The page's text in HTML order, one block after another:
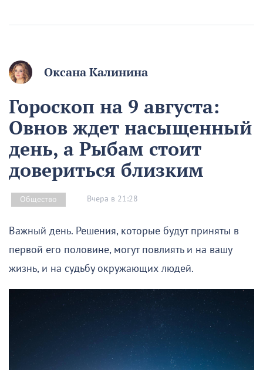
Оксана Калинина
Гороскоп на 9 августа:
Овнов ждет насыщенный
день, а Рыбам стоит
довериться близким
Общество Вчера в 21:28
Важный день. Решения, которые будут приняты в
первой его половине, могут повлиять и на вашу
жизнь, и на судьбу окружающих людей.